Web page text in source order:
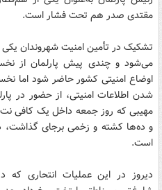
مقتدی صدر هم تحت فشار است.
تشکیک در تأمین امنیت شهروندان یکی
می‌شود و چندی پیش پارلمان از
اوضاع امنیتی کشور حاضر شود اما
شدن اطلاعات امنیتی، از حضور در
مهیبی که روز جمعه داخل یک کافی نت
و ده‌ها کشته و زخمی برجای گذاشت،
است.
دیروز در این عملیات انتحاری که